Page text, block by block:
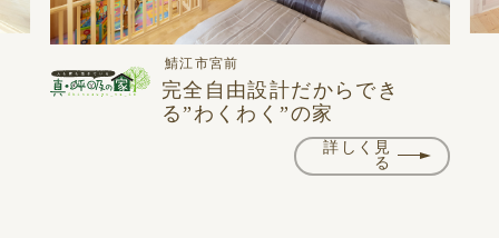
鯖江市宮前
完全自由設計だからでき
る”わくわく”の家
詳しく見
る